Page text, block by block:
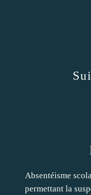
Absentéisme
permettant la